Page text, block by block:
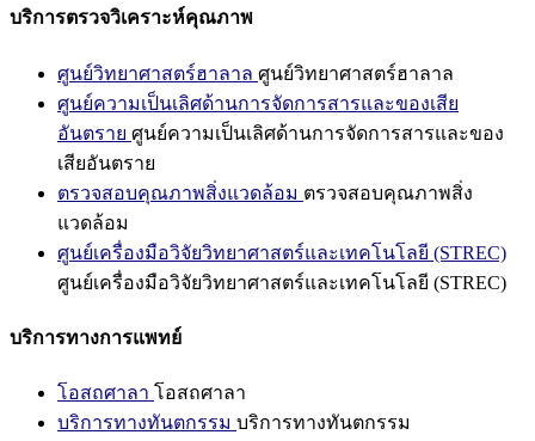
บริการตรวจวิเคราะห์คุณภาพ
ศูนย์วิทยาศาสตร์ฮาลาล ศูนย์วิทยาศาสตร์ฮาลาล
ศูนย์ความเป็นเลิศด้านการจัดการสารและของเสีย
อันตราย ศูนย์ความเป็นเลิศด้านการจัดการสารและของ
เสียอันตราย
ตรวจสอบคุณภาพสิ่งแวดล้อม ตรวจสอบคุณภาพสิ่ง
แวดล้อม
ศูนย์เครื่องมือวิจัยวิทยาศาสตร์และเทคโนโลยี (STREC)
ศูนย์เครื่องมือวิจัยวิทยาศาสตร์และเทคโนโลยี (STREC)
บริการทางการแพทย์
โอสถศาลา โอสถศาลา
บริการทางทันตกรรม บริการทางทันตกรรม